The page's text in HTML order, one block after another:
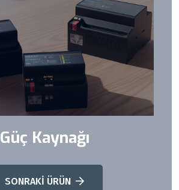
Güç Kaynağı
SONRAKİ ÜRÜN